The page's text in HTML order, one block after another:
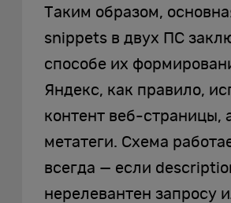
Таким образом,
snippets в двух ПС
способе их
Яндекс, как правило,
контент веб-страницы,
метатеги. Схема
всегда — если
нерелевантен запросу